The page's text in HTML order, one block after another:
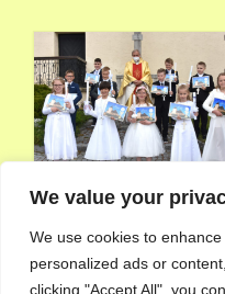
We value your
We use cookies to
personalized ads or
clicking "Accept All", you